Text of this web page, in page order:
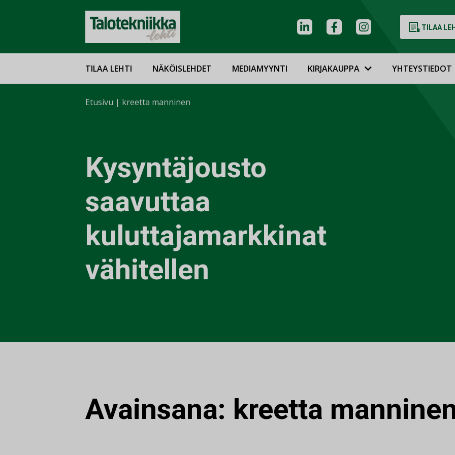
TILAA
TILAA LEHTI NÄKÖISLEHDET MEDIAMYYNTI KIRJAKAUPPA YHTEYSTIEDOT
Etusivu | kreetta manninen
Kysyntäjousto
saavuttaa
kuluttajamarkkinat
vähitellen
Avainsana: kreetta